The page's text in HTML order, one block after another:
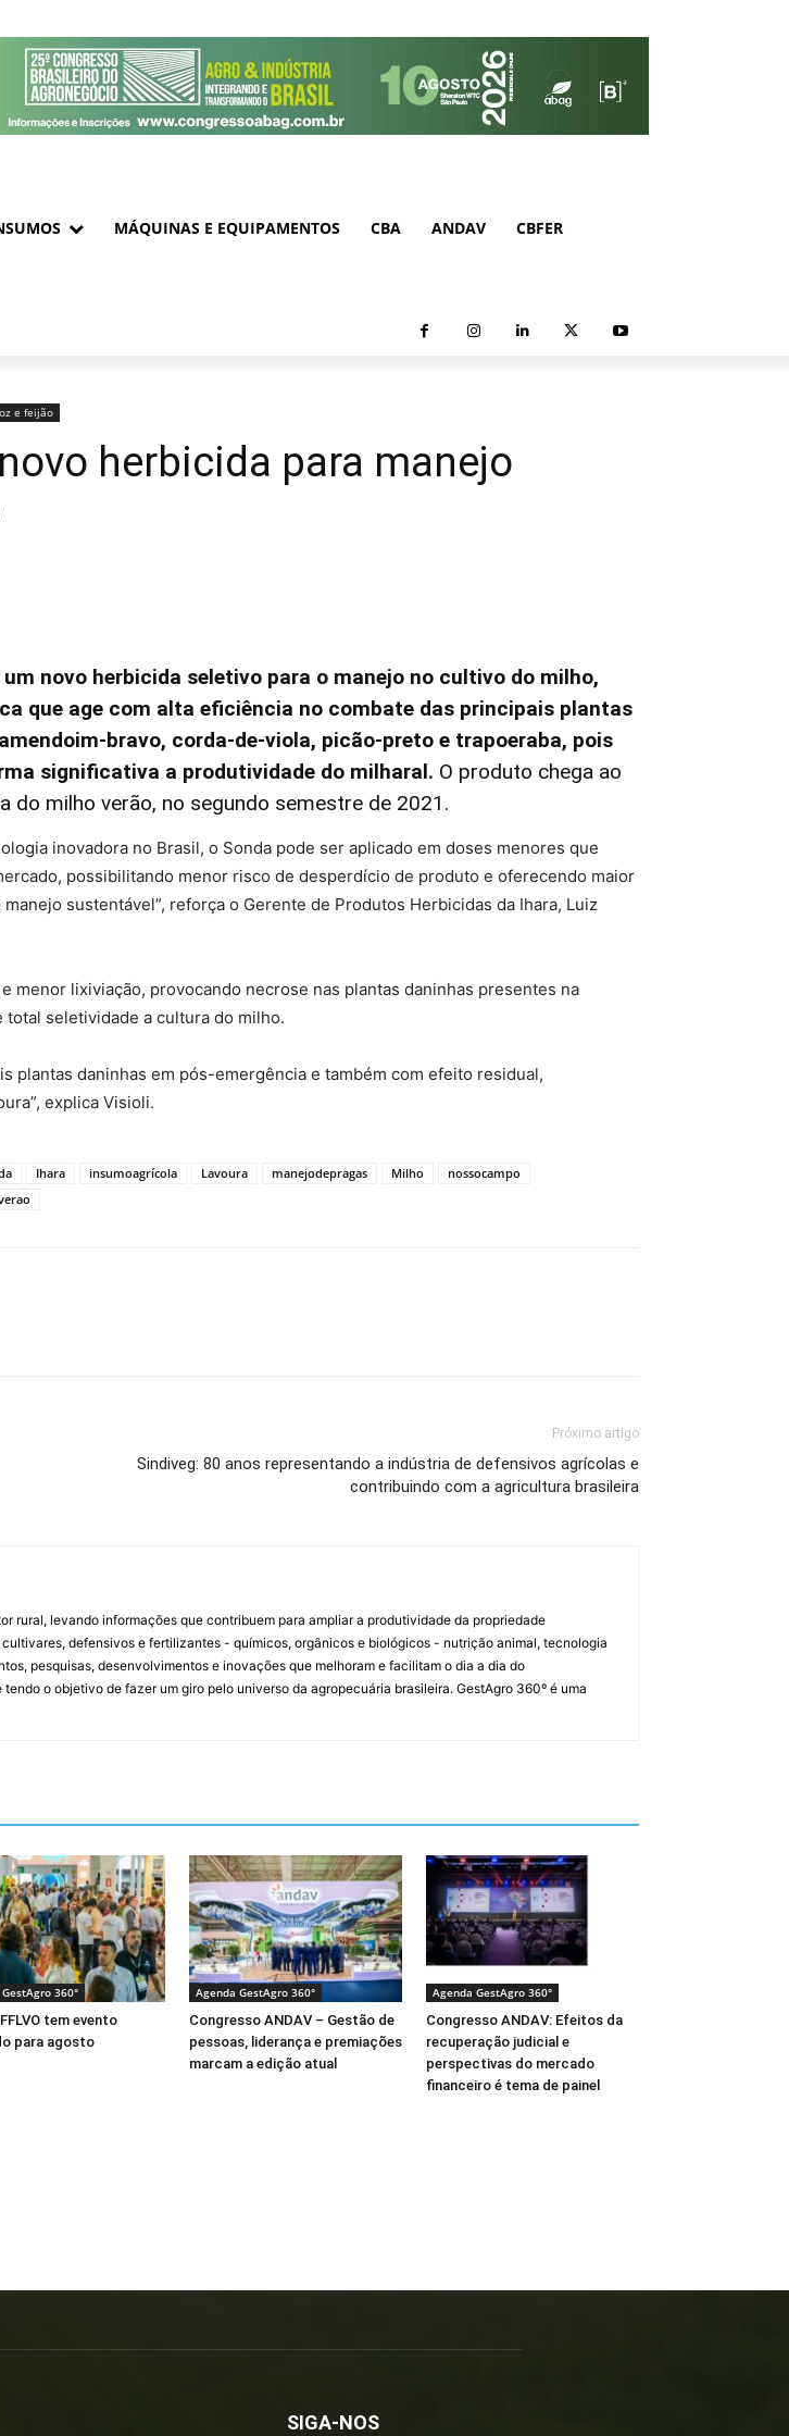
MÁQUINAS E EQUIPAMENTOS CBA ANDAV CBFER
e feijão
herbicida para manejo
um novo herbicida seletivo para o manejo no cultivo do milho,
que age com alta eficiência no combate das principais plantas
bravo, corda-de-viola, picão-preto e trapoeraba, pois
significativa a produtividade do milharal. O produto chega ao
do milho verão, no segundo semestre de 2021.
inovadora no Brasil, o Sonda pode ser aplicado em doses menores que
possibilitando menor risco de desperdício de produto e oferecendo maior
sustentável”, reforça o Gerente de Produtos Herbicidas da Ihara, Luiz
lixiviação, provocando necrose nas plantas daninhas presentes na
seletividade a cultura do milho.
plantas daninhas em pós-emergência e também com efeito residual,
explica Visioli.
Ihara insumoagrícola Lavoura manejodepragas Milho
nossocampo
Próximo artigo
Sindiveg: 80 anos representando a indústria de defensivos agrícolas e
contribuindo com a agricultura brasileira
rural, levando informações que contribuem para ampliar a produtividade da propriedade
defensivos e fertilizantes - químicos, orgânicos e biológicos - nutrição animal, tecnologia
pesquisas, desenvolvimentos e inovações que melhoram e facilitam o dia a dia do
o objetivo de fazer um giro pelo universo da agropecuária brasileira. GestAgro 360º é uma
360°
tem evento
para agosto
Agenda GestAgro 360°
Congresso ANDAV – Gestão de
pessoas, liderança e premiações
marcam a edição atual
Agenda GestAgro 360°
Congresso ANDAV: Efeitos da
recuperação judicial e
perspectivas do mercado
financeiro é tema de painel
SIGA-NOS